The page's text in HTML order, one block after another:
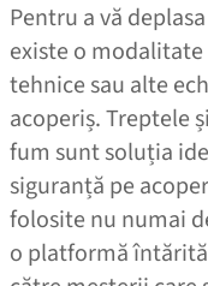
Pentru a vă
existe o
tehnice sau alte
acoperiș.Treptele
fum sunt soluția
siguranță pe
folosite nu numai
o platformă